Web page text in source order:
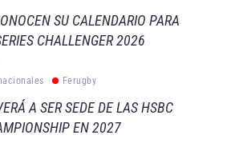
SU CALENDARIO PARA
CHALLENGER 2026
Ferugby
A SER SEDE DE LAS HSBC
EN 2027